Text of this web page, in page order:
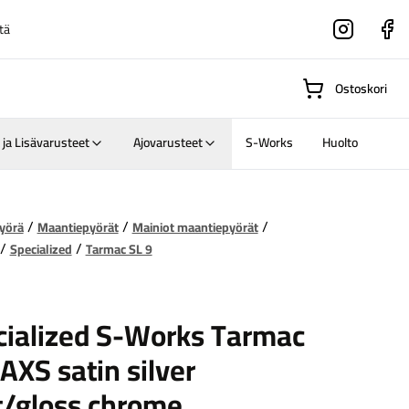
Instagram
Suositut osastot
pyörät
Ostoskori
Lisävarusteet Ajovarusteet S-Works Huolto
Maantiepyörät Mainiot maantiepyörät
Specialized Tarmac SL 9
S-Works Tarmac
satin silver